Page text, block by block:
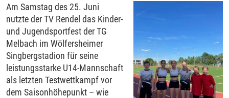
Am Samstag des 25. Juni
nutzte der TV Rendel das Kinder-
und Jugendsportfest der TG
Melbach im Wölfersheimer
Singbergstadion für seine
leistungsstarke U14-Mannschaft
als letzten Testwettkampf vor
dem Saisonhöhepunkt – wie